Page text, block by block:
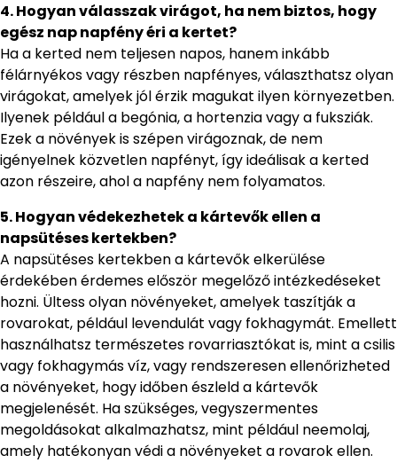
4. Hogyan válasszak virágot, ha nem biztos, hogy
egész nap napfény éri a kertet?
Ha a kerted nem teljesen napos, hanem inkább
félárnyékos vagy részben napfényes, választhatsz olyan
virágokat, amelyek jól érzik magukat ilyen környezetben.
Ilyenek például a begónia, a hortenzia vagy a fuksziák.
Ezek a növények is szépen virágoznak, de nem
igényelnek közvetlen napfényt, így ideálisak a kerted
azon részeire, ahol a napfény nem folyamatos.
5. Hogyan védekezhetek a kártevők ellen a
napsütéses kertekben?
A napsütéses kertekben a kártevők elkerülése
érdekében érdemes először megelőző intézkedéseket
hozni. Ültess olyan növényeket, amelyek taszítják a
rovarokat, például levendulát vagy fokhagymát. Emellett
használhatsz természetes rovarriasztókat is, mint a csilis
vagy fokhagymás víz, vagy rendszeresen ellenőrizheted
a növényeket, hogy időben észleld a kártevők
megjelenését. Ha szükséges, vegyszermentes
megoldásokat alkalmazhatsz, mint például neemolaj,
amely hatékonyan védi a növényeket a rovarok ellen.